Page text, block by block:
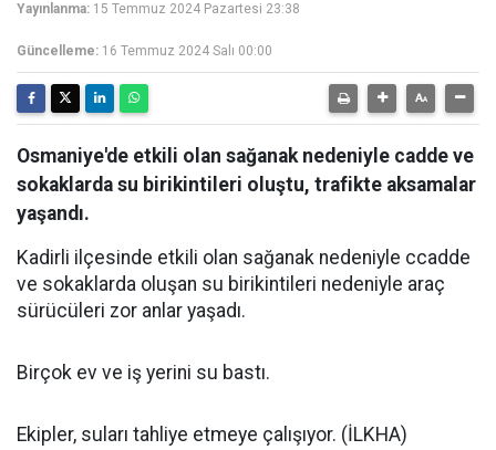
Yayınlanma: 15 Temmuz 2024 Pazartesi 23:38
Güncelleme: 16 Temmuz 2024 Salı 00:00
Osmaniye'de etkili olan sağanak nedeniyle cadde ve
sokaklarda su birikintileri oluştu, trafikte aksamalar
yaşandı.
Kadirli ilçesinde etkili olan sağanak nedeniyle ccadde
ve sokaklarda oluşan su birikintileri nedeniyle araç
sürücüleri zor anlar yaşadı.
Birçok ev ve iş yerini su bastı.
Ekipler, suları tahliye etmeye çalışıyor. (İLKHA)